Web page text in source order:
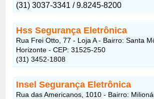
(31) 3037-3341 / 9.8245-8200
Hss Segurança Eletrônica
Rua Frei Otto, 77 - Loja A - Bairro: Santa
Horizonte - CEP: 31525-250
(31) 3452-1808
Insel Segurança Eletrônica
Rua das Americanos, 1010 - Bairro: